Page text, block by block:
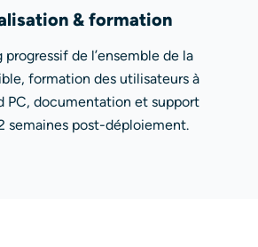
& formation
progressif de l’ensemble de la
formation des utilisateurs à
PC, documentation et support
semaines post-déploiement.